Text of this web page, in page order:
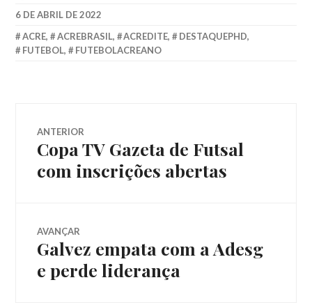
6 DE ABRIL DE 2022
ACRE, ACREBRASIL, ACREDITE, DESTAQUEPHD,
FUTEBOL, FUTEBOLACREANO
ANTERIOR
Copa TV Gazeta de Futsal
com inscrições abertas
AVANÇAR
Galvez empata com a Adesg
e perde liderança